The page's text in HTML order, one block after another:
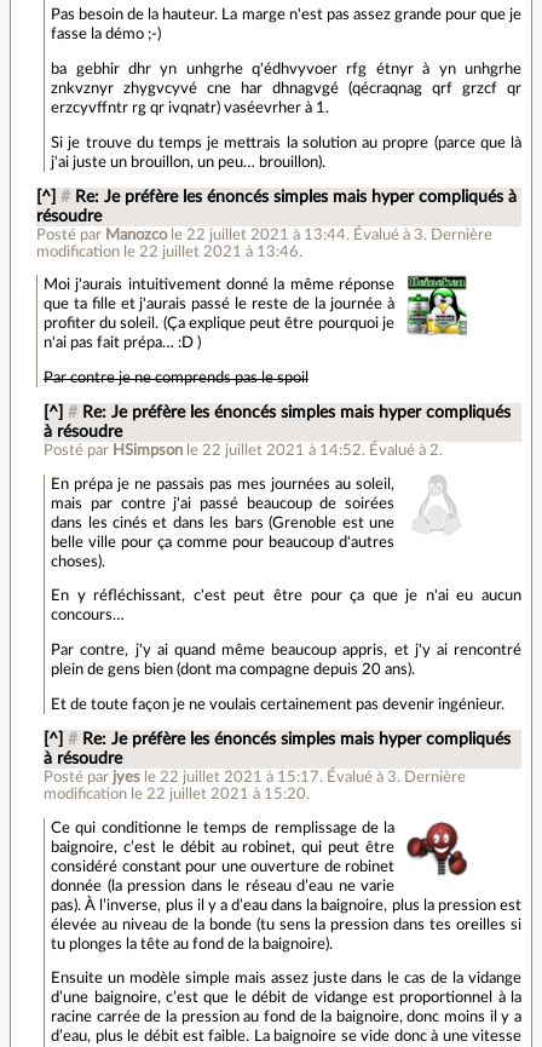
Pas besoin de la hauteur. La marge n'est pas assez grande pour que je
fasse la démo ;-)
ba gebhir dhr yn unhgrhe q'édhvyvoer rfg étnyr à yn unhgrhe
znkvznyr zhygvcyvé cne har dhnagvgé (qécraqnag qrf grzcf qr
erzcyvffntr rg qr ivqnatr) vaséevrher à 1.
Si je trouve du temps je mettrais la solution au propre (parce que là
j'ai juste un brouillon, un peu… brouillon).
[^] # Re: Je préfère les énoncés simples mais hyper compliqués à
résoudre
Posté par Manozco le 22 juillet 2021 à 13:44. Évalué à 3. Dernière
modification le 22 juillet 2021 à 13:46.
Moi j'aurais intuitivement donné la même réponse
que ta fille et j'aurais passé le reste de la journée à
profiter du soleil. (Ça explique peut être pourquoi je
n'ai pas fait prépa… :D )
Par contre je ne comprends pas le spoil
[^] # Re: Je préfère les énoncés simples mais hyper compliqués
à résoudre
Posté par HSimpson le 22 juillet 2021 à 14:52. Évalué à 2.
En prépa je ne passais pas mes journées au soleil,
mais par contre j'ai passé beaucoup de soirées
dans les cinés et dans les bars (Grenoble est une
belle ville pour ça comme pour beaucoup d'autres
choses).
En y réfléchissant, c'est peut être pour ça que je n'ai eu aucun
concours…
Par contre, j'y ai quand même beaucoup appris, et j'y ai rencontré
plein de gens bien (dont ma compagne depuis 20 ans).
Et de toute façon je ne voulais certainement pas devenir ingénieur.
[^] # Re: Je préfère les énoncés simples mais hyper compliqués
à résoudre
Posté par jyes le 22 juillet 2021 à 15:17. Évalué à 3. Dernière
modification le 22 juillet 2021 à 15:20.
Ce qui conditionne le temps de remplissage de la
baignoire, c’est le débit au robinet, qui peut être
considéré constant pour une ouverture de robinet
donnée (la pression dans le réseau d’eau ne varie
pas). À l’inverse, plus il y a d’eau dans la baignoire, plus la pression est
élevée au niveau de la bonde (tu sens la pression dans tes oreilles si
tu plonges la tête au fond de la baignoire).
Ensuite un modèle simple mais assez juste dans le cas de la vidange
d’une baignoire, c’est que le débit de vidange est proportionnel à la
racine carrée de la pression au fond de la baignoire, donc moins il y a
d’eau, plus le débit est faible. La baignoire se vide donc à une vitesse